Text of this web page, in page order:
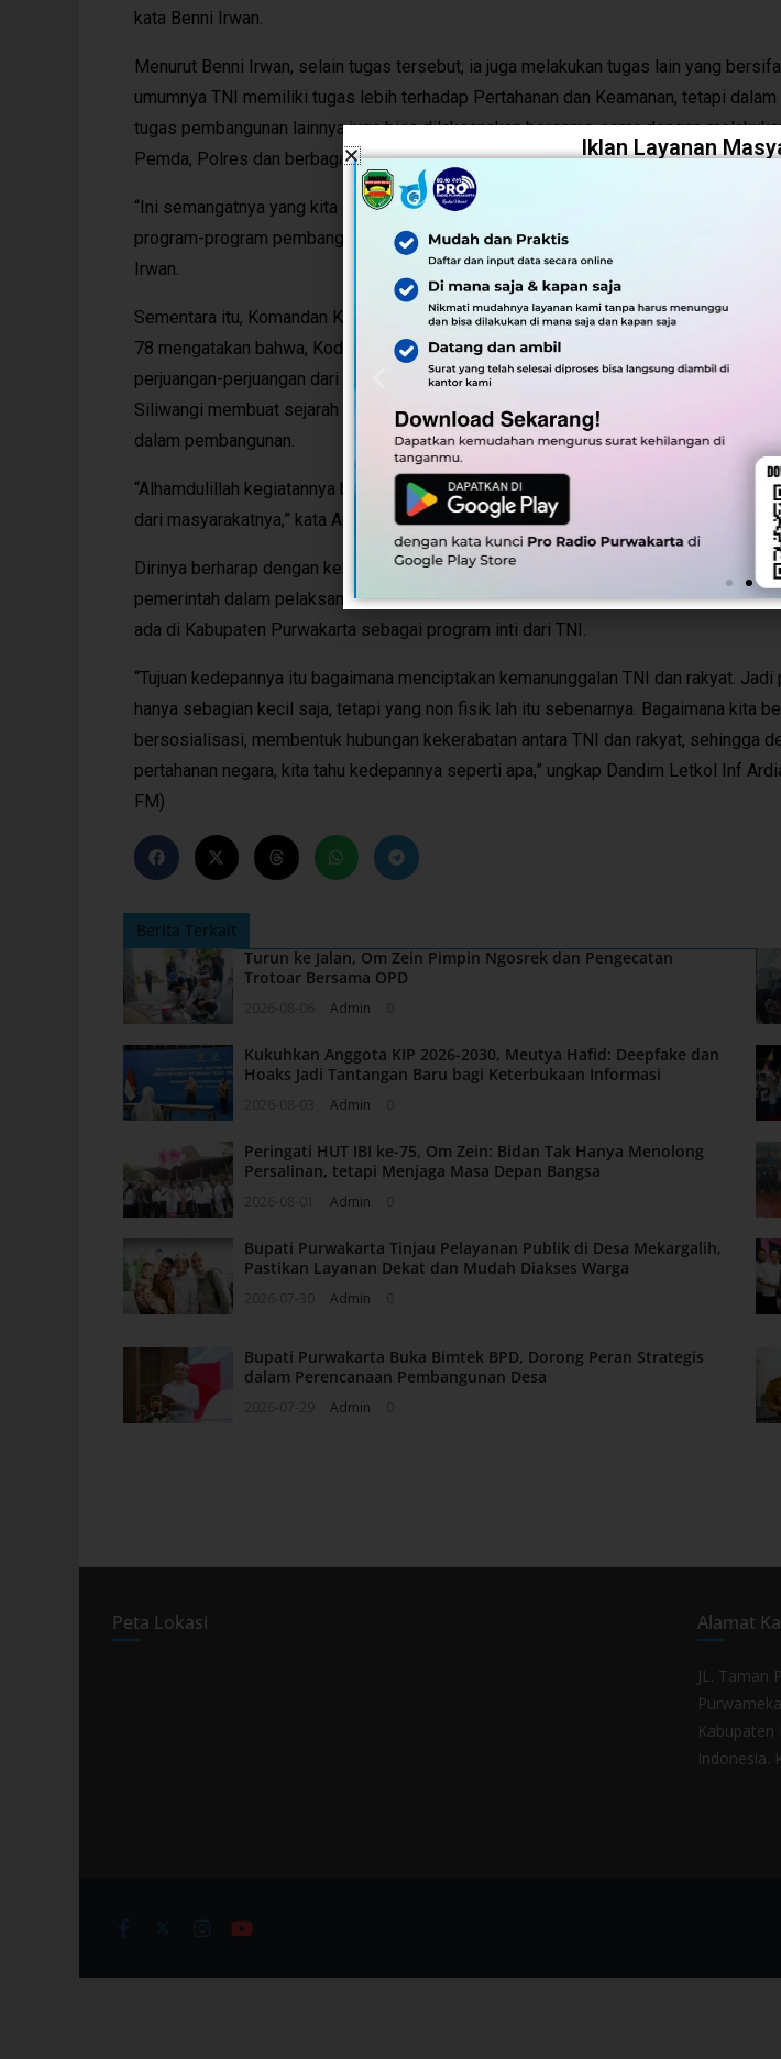
kata Benni Irwan.
Menurut Benni Irwan, selain tugas tersebut, ia juga melakukan tugas lain yang
umumnya TNI memiliki tugas lebih terhadap Pertahanan dan Keamanan, tetapi
tugas pembangunan lainnya juga bisa dilaksanakan bersama-sama dengan
Pemda, Polres dan berbagai pihak lainnya.
“Ini semangatnya yang kita dukung bersama. Kita rayakan, kita syukuri hari ini untuk
program-program pembangunan di Purwakarta bersama-sama TNI dengan
Irwan.
Sementara itu, Komandan Kodim 0619 Letkol Inf. Ardiansyah dalam ulang tahun
78 mengatakan bahwa, Kodim Purwakarta sebagai bagian dari Korem Cirebon
perjuangan-perjuangan dari senior-senior terdahulu, sebagaimana mereka yang
Siliwangi membuat sejarah sampai dengan menciptakan pasukan-pasukan yang
dalam pembangunan.
“Alhamdulillah kegiatannya berjalan dengan baik, semua jajaran Forkopimda hadir
dari masyarakatnya,” kata Ardiansyah.
Dirinya berharap dengan kehadiran dan keberadaan Kodim di Purwakarta memang
pemerintah dalam pelaksanaan pembangunan dan bisa memberikan manfaat bagi
ada di Kabupaten Purwakarta sebagai program inti dari TNI.
“Tujuan kedepannya itu bagaimana menciptakan kemanunggalan TNI dan rakyat.
hanya sebagian kecil saja, tetapi yang non fisik lah itu sebenarnya. Bagaimana kita
bersosialisasi, membentuk hubungan kekerabatan antara TNI dan rakyat, sehingga
pertahanan negara, kita tahu kedepannya seperti apa,” ungkap Dandim Letkol Inf
FM)
Berita Terkait
Turun ke Jalan, Om Zein Pimpin Ngosrek dan Pengecatan
Trotoar Bersama OPD
Admin
Kukuhkan Anggota KIP 2026-2030, Meutya Hafid: Deepfake dan
Hoaks Jadi Tantangan Baru bagi Keterbukaan Informasi
Admin
Peringati HUT IBI ke-75, Om Zein: Bidan Tak Hanya Menolong
Persalinan, tetapi Menjaga Masa Depan Bangsa
Admin
Bupati Purwakarta Tinjau Pelayanan Publik di Desa Mekargalih,
Pastikan Layanan Dekat dan Mudah Diakses Warga
Admin
Bupati Purwakarta Buka Bimtek BPD, Dorong Peran Strategis
dalam Perencanaan Pembangunan Desa
Admin
Peta Lokasi Alamat
JL. Taman
Kabupaten
Indonesia.
Iklan Layanan